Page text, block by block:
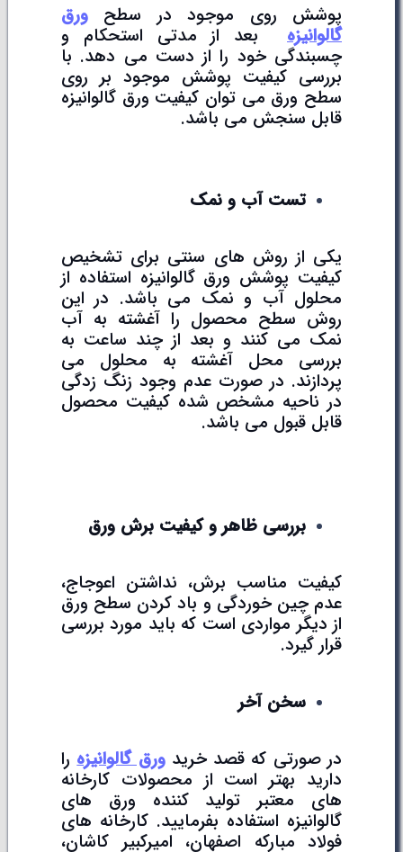
پوشش روی موجود در سطح ورق
گالوانیزه بعد از مدتی استحکام و
چسبندگی خود را از دست می دهد. با
بررسی کیفیت پوشش موجود بر روی
سطح ورق می توان کیفیت ورق گالوانیزه
قابل سنجش می باشد.
تست آب و نمک
یکی از روش های سنتی برای تشخیص
کیفیت پوشش ورق گالوانیزه استفاده از
محلول آب و نمک می باشد. در این
روش سطح محصول را آغشته به آب
نمک می کنند و بعد از چند ساعت به
بررسی محل آغشته به محلول می
پردازند. در صورت عدم وجود زنگ زدگی
در ناحیه مشخص شده کیفیت محصول
قابل قبول می باشد.
بررسی ظاهر و کیفیت برش ورق
کیفیت مناسب برش، نداشتن اعوجاج،
عدم چین خوردگی و باد کردن سطح ورق
از دیگر مواردی است که باید مورد بررسی
قرار گیرد.
سخن آخر
در صورتی که قصد خریدورق گالوانیزه را
دارید بهتر است از محصولات کارخانه
های معتبر تولید کننده ورق های
گالوانیزه استفاده بفرمایید. کارخانه های
فولاد مبارکه اصفهان، امیرکبیر کاشان،